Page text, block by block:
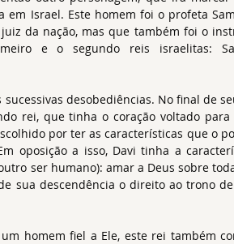
Israel. Este homem foi o profeta
da nação, mas que também foi o
e o segundo reis israelitas:
desobediências. No final de
rei, que tinha o coração voltado para
por ter as características que o
oposição a isso, Davi tinha a
ser humano): amar a Deus sobre
sua descendência o direito ao trono
homem fiel a Ele, este rei também